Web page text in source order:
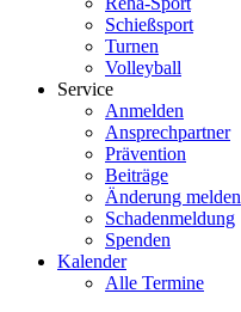
Schießsport
Turnen
Volleyball
Service
Anmelden
Ansprechpartner
Prävention
Beiträge
Änderung melden
Schadenmeldung
Spenden
Kalender
Alle Termine